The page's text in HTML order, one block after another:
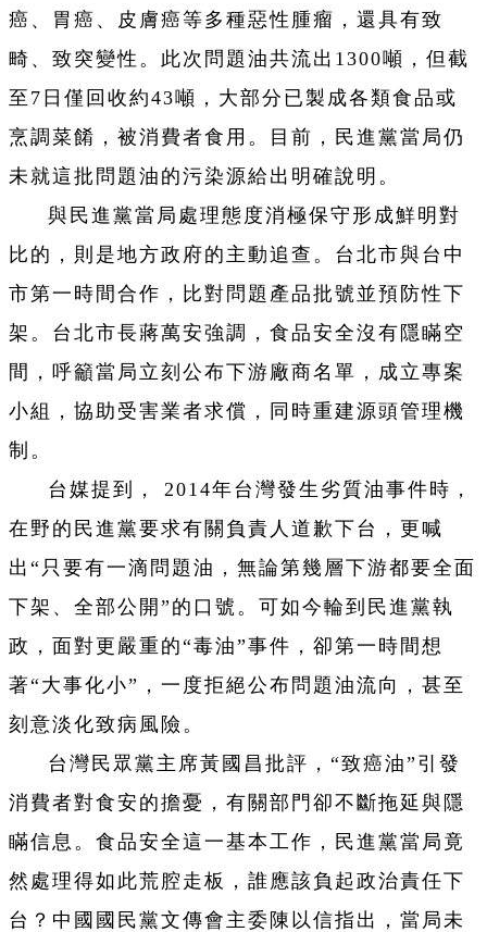
癌、胃癌、皮膚癌等多種惡性腫瘤，還具有致
畸、致突變性。此次問題油共流出1300噸，但截
至7日僅回收約43噸，大部分已製成各類食品或
烹調菜餚，被消費者食用。目前，民進黨當局仍
未就這批問題油的污染源給出明確說明。
與民進黨當局處理態度消極保守形成鮮明對
比的，則是地方政府的主動追查。台北市與台中
市第一時間合作，比對問題產品批號並預防性下
架。台北市長蔣萬安強調，食品安全沒有隱瞞空
間，呼籲當局立刻公布下游廠商名單，成立專案
小組，協助受害業者求償，同時重建源頭管理機
制。
台媒提到， 2014年台灣發生劣質油事件時，
在野的民進黨要求有關負責人道歉下台，更喊
出“只要有一滴問題油，無論第幾層下游都要全面
下架、全部公開”的口號。可如今輪到民進黨執
政，面對更嚴重的“毒油”事件，卻第一時間想
著“大事化小”，一度拒絕公布問題油流向，甚至
刻意淡化致病風險。
台灣民眾黨主席黃國昌批評，“致癌油”引發
消費者對食安的擔憂，有關部門卻不斷拖延與隱
瞞信息。食品安全這一基本工作，民進黨當局竟
然處理得如此荒腔走板，誰應該負起政治責任下
台？中國國民黨文傳會主委陳以信指出，當局未